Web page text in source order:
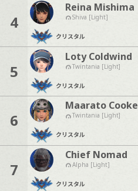
4
Reina Mishima
Shiva [Light]
クリスタル
5
Loty Coldwind
Twintania [Light]
クリスタル
6
Maarato Cooke
Twintania [Light]
クリスタル
7
Chief Nomad
Alpha [Light]
クリスタル